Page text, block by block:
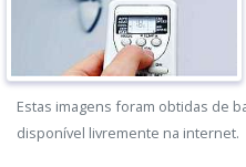
Estas imagens foram obtidas de
disponível livremente na internet.